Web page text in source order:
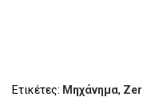
Ετικέτες: Μηχάνημα,